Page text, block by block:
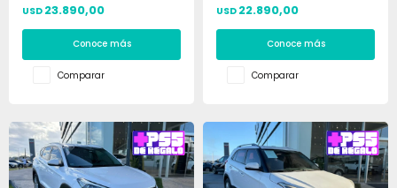
USD 23.890,00
Conoce más
Comparar
USD 22.890,00
Conoce más
Comparar